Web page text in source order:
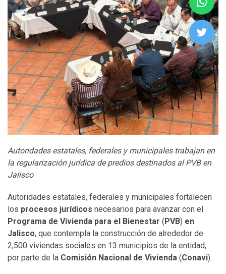
Autoridades estatales, federales y municipales trabajan en
la regularización jurídica de predios destinados al PVB en
Jalisco
Autoridades estatales, federales y municipales fortalecen
los procesos jurídicos necesarios para avanzar con el
Programa de Vivienda para el Bienestar (PVB) en
Jalisco, que contempla la construcción de alrededor de
2,500 viviendas sociales en 13 municipios de la entidad,
por parte de la Comisión Nacional de Vivienda (Conavi).